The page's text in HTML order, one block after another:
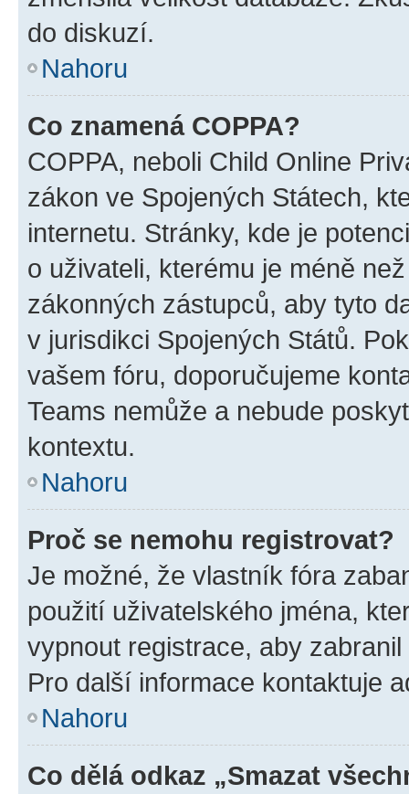
do diskuzí.
Nahoru
Co znamená COPPA?
COPPA, neboli Child Online
zákon ve Spojených Státech,
internetu. Stránky, kde je
o uživateli, kterému je méně
zákonných zástupců, aby tyto
v jurisdikci Spojených Států.
vašem fóru, doporučujeme
Teams nemůže a nebude
kontextu.
Nahoru
Proč se nemohu registrovat?
Je možné, že vlastník fóra
použití uživatelského jména,
vypnout registrace, aby
Pro další informace kontaktuje
Nahoru
Co dělá odkaz „Smazat